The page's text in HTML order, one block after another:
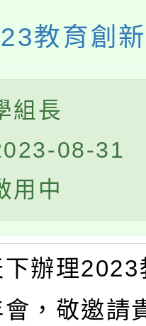
教育創
組長
08-31
用中
下辦理2023
會，敬邀請